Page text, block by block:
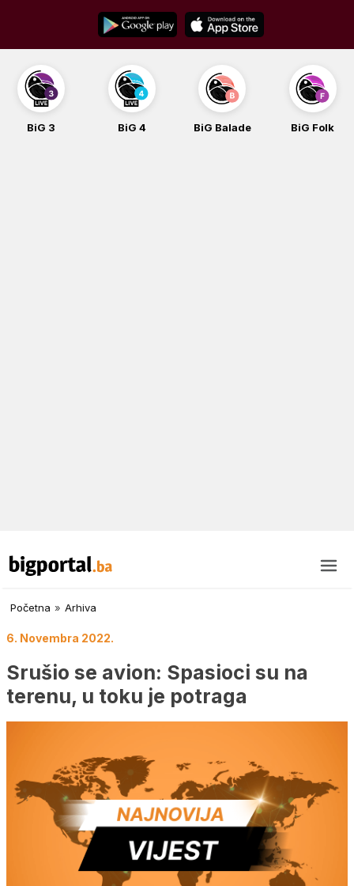
content
BiG 3 BiG 4 BiG Balade BiG Folk
Početna » Arhiva
6. Novembra 2022.
Srušio se avion: Spasioci su na
terenu, u toku je potraga